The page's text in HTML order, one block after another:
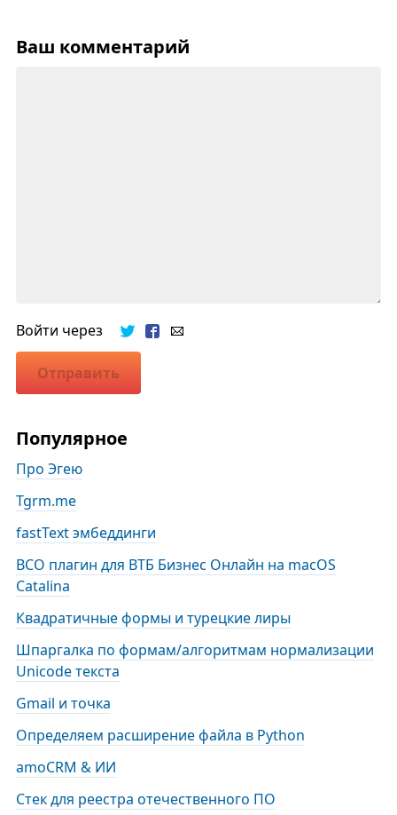
Ваш комментарий
Войти через
Отправить
Популярное
Про Эгею
Tgrm.me
fastText эмбеддинги
BCO плагин для ВТБ Бизнес Онлайн на macOS
Catalina
Квадратичные формы и турецкие лиры
Шпаргалка по формам/алгоритмам нормализации
Unicode текста
Gmail и точка
Определяем расширение файла в Python
amoCRM & ИИ
Стек для реестра отечественного ПО